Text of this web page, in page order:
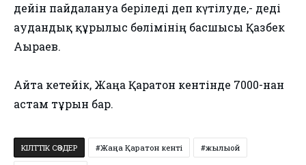
дейін пайдалануға беріледі деп күтілуде,- деді
аудандық құрылыс бөлімінің басшысы Қазбек
Ағыраев.
Айта кетейік, Жаңа Қаратон кентінде 7000-нан
астам тұрғын бар.
КІЛТТІК СӨЗДЕР Жаңа Қаратон кенті жылыой